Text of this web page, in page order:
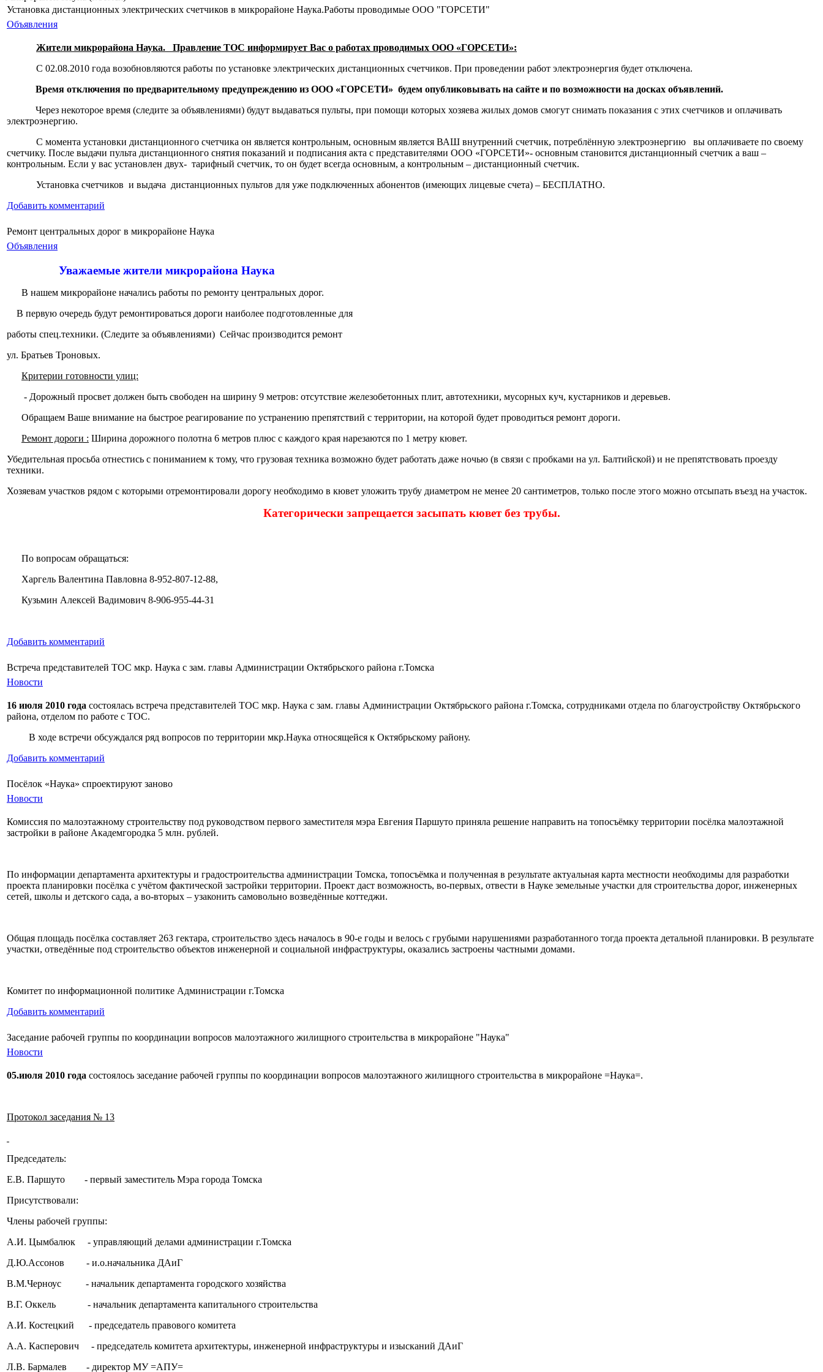
Установка дистанционных электрических счетчиков в микрорайоне Наука.Работы проводимые ООО "ГОРСЕТИ"
Объявления
Жители микрорайона Наука. Правление ТОС информирует Вас о работах проводимых ООО «ГОРСЕТИ»:
С 02.08.2010 года возобновляются работы по установке электрических дистанционных счетчиков. При проведении работ электроэнергия будет отключена.
Время отключения по предварительному предупреждению из ООО «ГОРСЕТИ» будем опубликовывать на сайте и по возможности на досках объявлений.
Через некоторое время (следите за объявлениями) будут выдаваться пульты, при помощи которых хозяева жилых домов смогут снимать показания с этих счетчиков и оплачивать
электроэнергию.
С момента установки дистанционного счетчика он является контрольным, основным является ВАШ внутренний счетчик, потреблённую электроэнергию
вы оплачиваете по своему
счетчику. После выдачи пульта дистанционного снятия показаний и подписания акта с представителями ООО «ГОРСЕТИ»- основным становится дистанционный счетчик а ваш –
контрольным. Если у вас установлен двух- тарифный счетчик, то он будет всегда основным, а контрольным – дистанционный счетчик.
Установка счетчиков и выдача дистанционных пультов для уже подключенных абонентов (имеющих лицевые счета) – БЕСПЛАТНО.
Добавить комментарий
Ремонт центральных дорог в микрорайоне Наука
Объявления
Уважаемые жители микрорайона Наука
В нашем микрорайоне начались работы по ремонту центральных дорог.
В первую очередь будут ремонтироваться дороги наиболее подготовленные для
работы спец.техники. (Следите за объявлениями) Сейчас производится ремонт
ул. Братьев Троновых.
Критерии готовности улиц:
- Дорожный просвет должен быть свободен на ширину 9 метров: отсутствие железобетонных плит, автотехники, мусорных куч, кустарников и деревьев.
Обращаем Ваше внимание на быстрое реагирование по устранению препятствий с территории, на которой будет проводиться ремонт дороги.
Ремонт дороги : Ширина дорожного полотна 6 метров плюс с каждого края нарезаются по 1 метру кювет.
Убедительная просьба отнестись с пониманием к тому, что грузовая техника возможно будет работать даже ночью (в связи с пробками на ул. Балтийской) и не препятствовать проезду
техники.
Хозяевам участков рядом с которыми отремонтировали дорогу необходимо в кювет уложить трубу диаметром не менее 20 сантиметров, только после этого можно отсыпать въезд на участок.
Категорически запрещается засыпать кювет без трубы.
По вопросам обращаться:
Харгель Валентина Павловна 8-952-807-12-88,
Кузьмин Алексей Вадимович 8-906-955-44-31
Добавить комментарий
Встреча представителей ТОС мкр. Наука с зам. главы Администрации Октябрьского района г.Томска
Новости
16 июля 2010 года состоялась встреча представителей ТОС мкр. Наука с зам. главы Администрации Октябрьского района г.Томска, сотрудниками отдела по благоустройству Октябрьского
района, отделом по работе с ТОС.
В ходе встречи обсуждался ряд вопросов по территории мкр.Наука относящейся к Октябрьскому району.
Добавить комментарий
Посёлок «Наука» спроектируют заново
Новости
Комиссия по малоэтажному строительству под руководством первого заместителя мэра Евгения Паршуто приняла решение направить на топосъёмку территории посёлка малоэтажной
застройки в районе Академгородка 5 млн. рублей.
По информации департамента архитектуры и градостроительства администрации Томска, топосъёмка и полученная в результате актуальная карта местности необходимы для разработки
проекта планировки посёлка с учётом фактической застройки территории. Проект даст возможность, во-первых, отвести в Науке земельные участки для строительства дорог, инженерных
сетей, школы и детского сада, а во-вторых – узаконить самовольно возведённые коттеджи.
Общая площадь посёлка составляет 263 гектара, строительство здесь началось в 90-е годы и велось с грубыми нарушениями разработанного тогда проекта детальной планировки. В результате
участки, отведённые под строительство объектов инженерной и социальной инфраструктуры, оказались застроены частными домами.
Комитет по информационной политике Администрации г.Томска
Добавить комментарий
Заседание рабочей группы по координации вопросов малоэтажного жилищного строительства в микрорайоне "Наука"
Новости
05.июля 2010 года состоялось заседание рабочей группы по координации вопросов малоэтажного жилищного строительства в микрорайоне =Наука=.
Протокол заседания № 13
Председатель:
Е.В. Паршуто - первый заместитель Мэра города Томска
Присутствовали:
Члены рабочей группы:
А.И. Цымбалюк - управляющий делами администрации г.Томска
Д.Ю.Ассонов - и.о.начальника ДАиГ
В.М.Черноус - начальник департамента городского хозяйства
В.Г. Оккель - начальник департамента капитального строительства
А.И. Костецкий - председатель правового комитета
А.А. Касперович - председатель комитета архитектуры, инженерной инфраструктуры и изысканий ДАиГ
Л.В. Бармалев - директор МУ =АПУ=